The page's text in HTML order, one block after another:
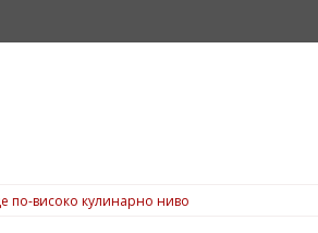
по-високо кулинарно ниво